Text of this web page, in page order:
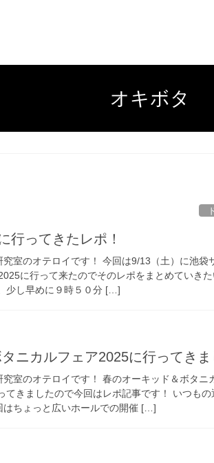
オキボタ
行ってきたレポ！
室のオテロイです！ 今回は9/13（土）に池袋
に行って来たのでそのレポをまとめていきた
少し早めに９時５０分 […]
ニカルフェア2025に行ってきま
室のオテロイです！ 春のオーキッド＆ボタニ
てきましたので今回はレポ記事です！ いつも
はちょっと広いホールでの開催 […]